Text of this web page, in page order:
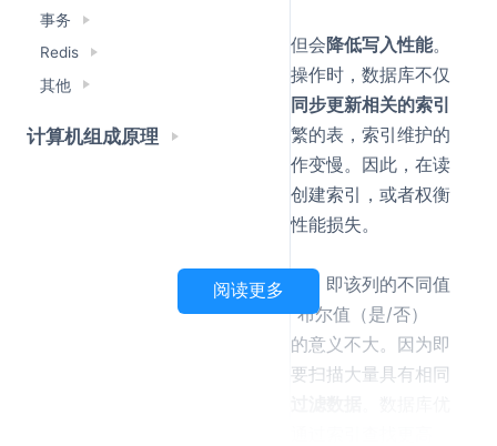
事务
Redis
其他
计算机组成原理
写入操作频繁的表：
索引虽然能
，但会降低写入性能。
插入、更新或删除操作时，数据库不仅
同步更新相关的索引
结构。对于写入操作非常频繁的表，索引维护的
开销会显著增加，导致写操作变慢。因此，在读
少写多的场景下，需要谨慎创建索引，或者权衡
索引带来的查询收益与写入性能损失。
数据重复率很高
，即该列的不同值
很少，例如性别（男/女）、布尔值（是/否）
等，那么在该列上创建索引的意义不大。因为即
使使用了索引，数据库也需要扫描大量具有相同
阅读更多